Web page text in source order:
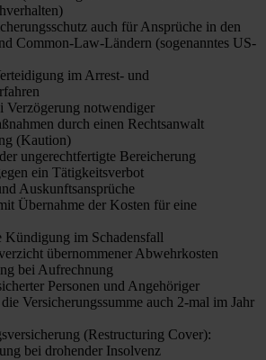
auch für Ansprüche in den
Common-Law-Ländern (sogenanntes US-
im Arrest- und
Verzögerung notwendiger
durch einen Rechtsanwalt
(Kaution)
ungerechtfertigte Bereicherung
ein Tätigkeitsverbot
Auskunftsansprüche
Übernahme der Kosten für eine
Kündigung im Schadensfall
übernommener Abwehrkosten
bei Aufrechnung
Personen und Angehöriger
Versicherungssumme auch 2-mal im Jahr
(Restructuring Cover):
bei drohender Insolvenz